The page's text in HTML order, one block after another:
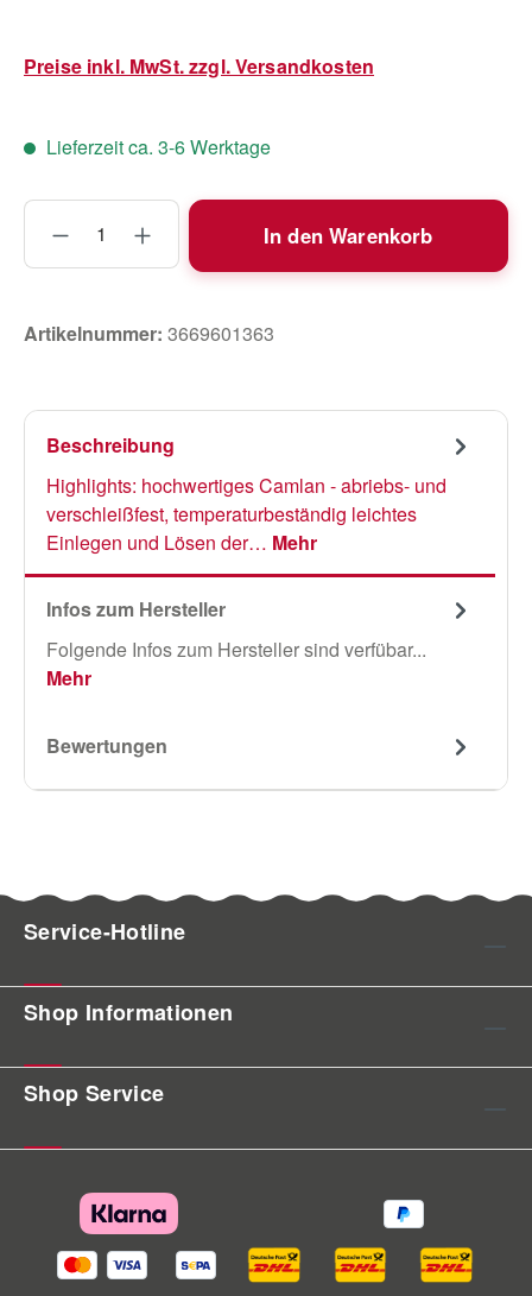
Preise inkl. MwSt. zzgl. Versandkosten
Lieferzeit ca. 3-6 Werktage
Produkt Anzahl: Gib den gewünschten
In den Warenkorb
Artikelnummer: 3669601363
Beschreibung
Highlights: hochwertiges Camlan - abriebs- und
verschleißfest, temperaturbeständig leichtes
Einlegen und Lösen der… Mehr
Infos zum Hersteller
Folgende Infos zum Hersteller sind verfübar...
Mehr
Bewertungen
Service-Hotline
Shop Informationen
Shop Service